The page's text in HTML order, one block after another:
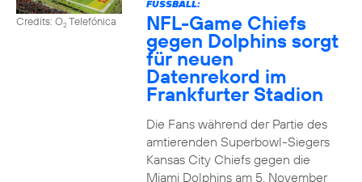
Credits: O2Telefónica
FUSSBALL:
NFL-Game Chiefs
gegen Dolphins sorgt
für neuen
Datenrekord im
Frankfurter Stadion
Die Fans während der Partie des
amtierenden Superbowl-Siegers
Kansas City Chiefs gegen die
Miami Dolphins am 5. November